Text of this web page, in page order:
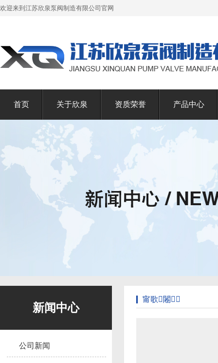
欢迎来到江苏欣泉泵阀制造有限公司官网
首页 关于欣泉 资质荣誉 产品中心
新闻中心
公司新闻
甯歌闂